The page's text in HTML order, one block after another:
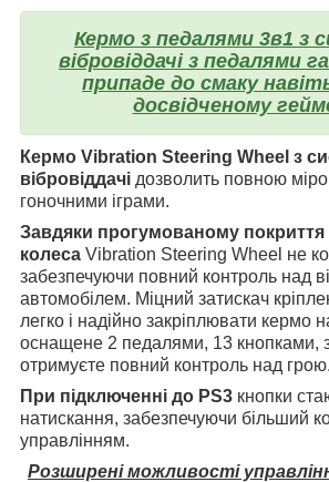
Кермо з педалями 3в1 з
вібровіддачі з педалями
припаде до смаку
досвідченому
Кермо Vibration Steering Wheel з
вібровіддачі дозволить повною
гоночними іграми.
Завдяки прогумованому
колеса Vibration Steering Wheel не
забезпечуючи повний контроль над
автомобілем. Міцний затискач
легко і надійно закріплювати кермо
оснащене 2 педалями, 13 кнопками,
отримуєте повний контроль над грою.
При підключенні до PS3 кнопки
натискання, забезпечуючи більший
управлінням.
Розширені можливості